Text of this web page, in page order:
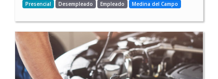
Presencial Desempleado Empleado Medina del Campo